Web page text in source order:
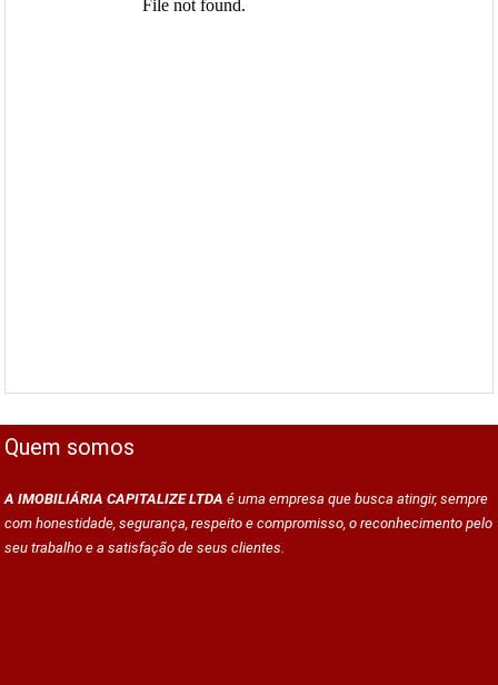
Quem somos
A IMOBILIÁRIA CAPITALIZE LTDA é uma empresa que busca atingir, sempre
com honestidade, segurança, respeito e compromisso, o reconhecimento pelo
seu trabalho e a satisfação de seus clientes.